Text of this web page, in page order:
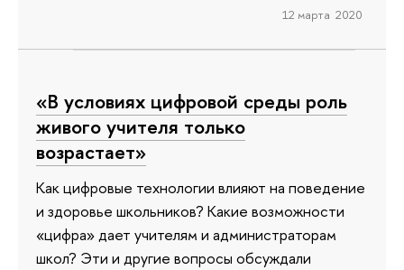
12 марта 2020
«В условиях цифровой среды роль
живого учителя только
возрастает»
Как цифровые технологии влияют на поведение
и здоровье школьников? Какие возможности
«цифра» дает учителям и администраторам
школ? Эти и другие вопросы обсуждали